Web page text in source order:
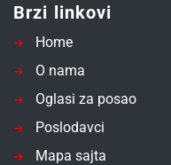
Brzi linkovi
Home
O nama
Oglasi za posao
Poslodavci
Mapa sajta